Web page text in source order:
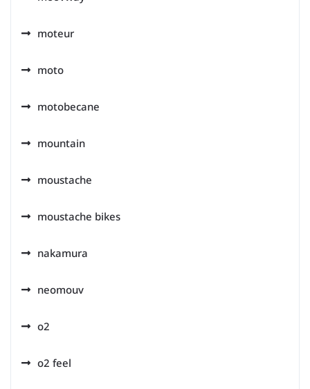
moteur
moto
motobecane
mountain
moustache
moustache bikes
nakamura
neomouv
o2
o2 feel